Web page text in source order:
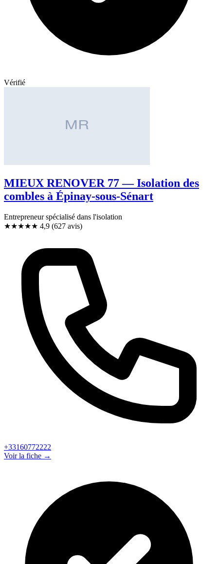
Vérifié
MIEUX RENOVER 77 — Isolation des
combles à Épinay-sous-Sénart
Entrepreneur spécialisé dans l'isolation
★★★★★ 4,9 (627 avis)
+33160772222
Voir la fiche →